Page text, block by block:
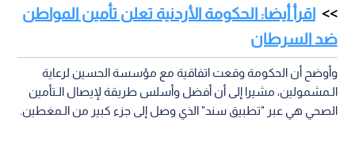
اقرأ أيضا: الحكومة الأردنية تعلن تأمين المواطن
ضد السرطان
وأوضح أن الحكومة وقعت اتفاقية مع مؤسسة الحسين لرعاية
الـمشمولين، مشيرا إلى أن أفضل وأسلس طريقة لإيصال الـتأمين
الصحي هي عبر "تطبيق سند" الذي وصل إلى جزء كبير من الـمغطين.